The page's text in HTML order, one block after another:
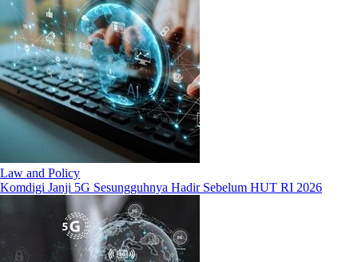
Law and Policy
Komdigi Janji 5G Sesungguhnya Hadir Sebelum HUT RI 2026